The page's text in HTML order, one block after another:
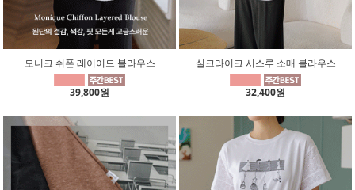
모니크 쉬폰 레이어드 블라우스
39,800원
실크라이크 시스루 소매 블라우스
32,400원